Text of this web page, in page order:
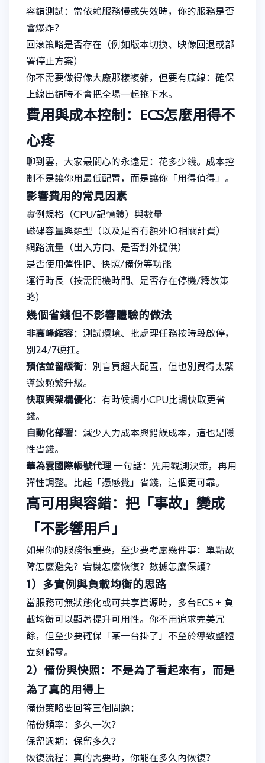
容錯測試：當依賴服務慢或失效時，你的服務是否
會爆炸？
回滾策略是否存在（例如版本切換、映像回退或部
署停止方案）
你不需要做得像大廠那樣複雜，但要有底線：確保
上線出錯時不會把全場一起拖下水。
費用與成本控制：ECS怎麼用得不
心疼
聊到雲，大家最關心的永遠是：花多少錢。成本控
制不是讓你用最低配置，而是讓你「用得值得」。
影響費用的常見因素
實例規格（CPU/記憶體）與數量
磁碟容量與類型（以及是否有額外IO相關計費）
網路流量（出入方向、是否對外提供）
是否使用彈性IP、快照/備份等功能
運行時長（按需開機時間、是否存在停機/釋放策
略）
幾個省錢但不影響體驗的做法
非高峰縮容：測試環境、批處理任務按時段啟停，
別24/7硬扛。
預估並留緩衝：別盲買超大配置，但也別買得太緊
導致頻繁升級。
快取與架構優化：有時候調小CPU比調快取更省
錢。
自動化部署：減少人力成本與錯誤成本，這也是隱
性省錢。
華為雲國際帳號代理 一句話：先用觀測決策，再用
彈性調整。比起「憑感覺」省錢，這個更可靠。
高可用與容錯：把「事故」變成
「不影響用戶」
如果你的服務很重要，至少要考慮幾件事：單點故
障怎麼避免？宕機怎麼恢復？數據怎麼保護？
1）多實例與負載均衡的思路
當服務可無狀態化或可共享資源時，多台ECS + 負
載均衡可以顯著提升可用性。你不用追求完美冗
餘，但至少要確保「某一台掛了」不至於導致整體
立刻歸零。
2）備份與快照：不是為了看起來有，而是
為了真的用得上
備份策略要回答三個問題：
備份頻率：多久一次？
保留週期：保留多久？
恢復流程：真的需要時，你能在多久內恢復？